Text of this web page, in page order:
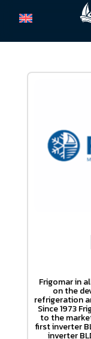
Frigomar in
on the
refrigeration
Since 1973
to the
first inverter
inverter